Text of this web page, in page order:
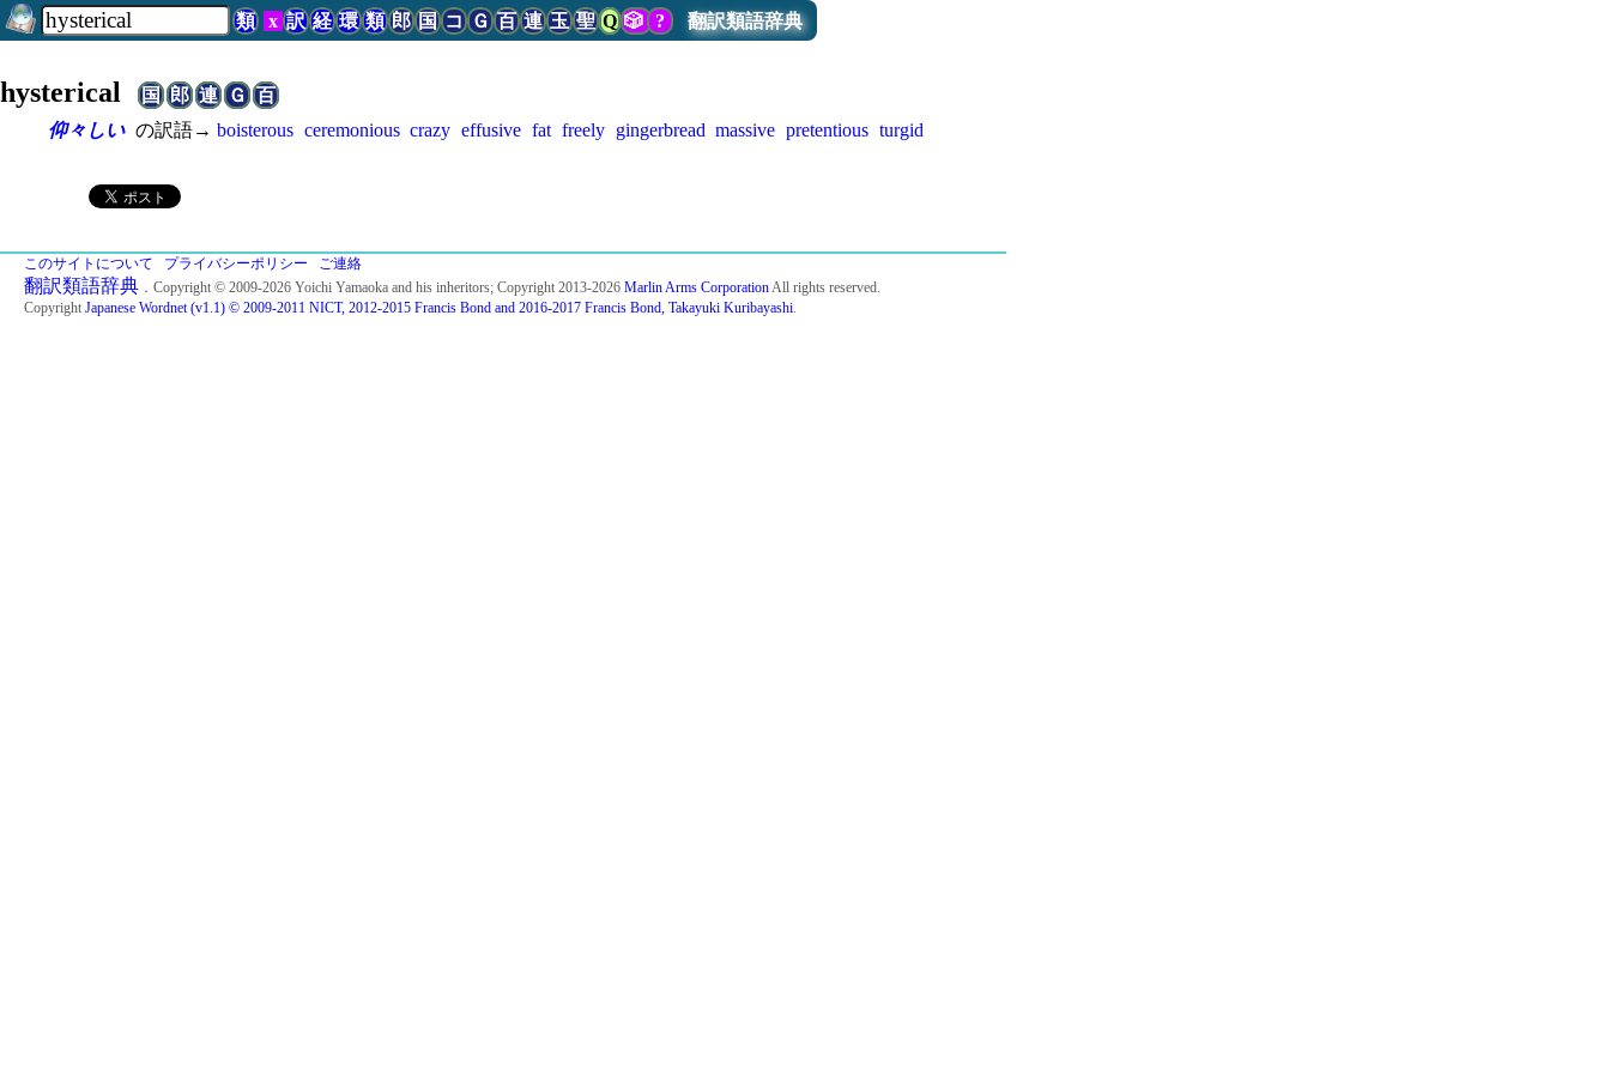
類 x 訳 経 環 類 郎 国 コ Ｇ 百 連 玉 聖 Q 🎲? 翻訳類語辞典
hysterical国 郎 連 Ｇ
百
仰々しい の訳語→ boisterous ceremonious crazy effusive fat freely gingerbread massive pretentious turgid
このサイトについて プライバシーポリシー ご連絡
翻訳類語辞典 ．Copyright © 2009-2026 Yoichi Yamaoka and his inheritors; Copyright 2013-2026 Marlin Arms CorporationAll rights reserved.
Copyright Japanese Wordnet (v1.1) © 2009-2011 NICT, 2012-2015 Francis Bond and 2016-2017 Francis Bond, Takayuki Kuribayashi.